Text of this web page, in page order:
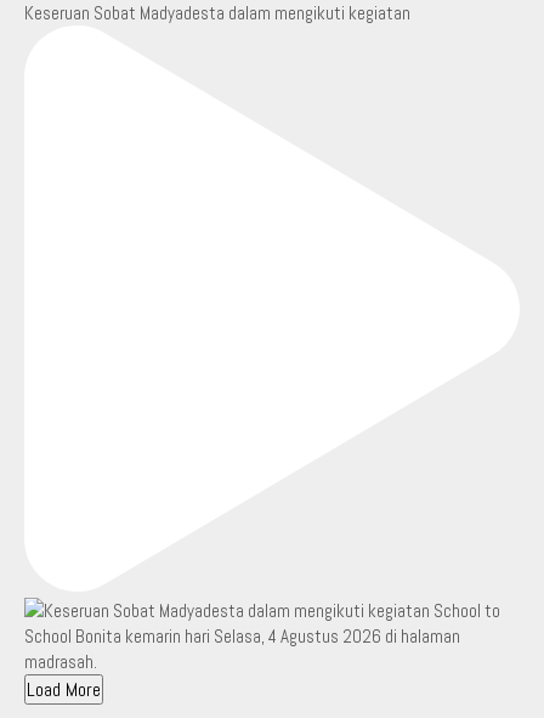
Keseruan Sobat Madyadesta dalam mengikuti kegiatan
Load More